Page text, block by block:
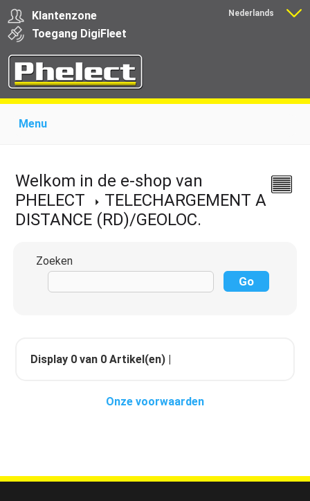
Klantenzone
Toegang DigiFleet
Nederlands
Menu
Producten voor transporteurs
Opleiding
Nieuws
Ondersteuning
Download Links Contact
Welkom in de e-shop van
PHELECT
TELECHARGEMENT A
DISTANCE (RD)/GEOLOC.
Zoeken
Display 0 van 0 Artikel(en) |
Onze voorwaarden